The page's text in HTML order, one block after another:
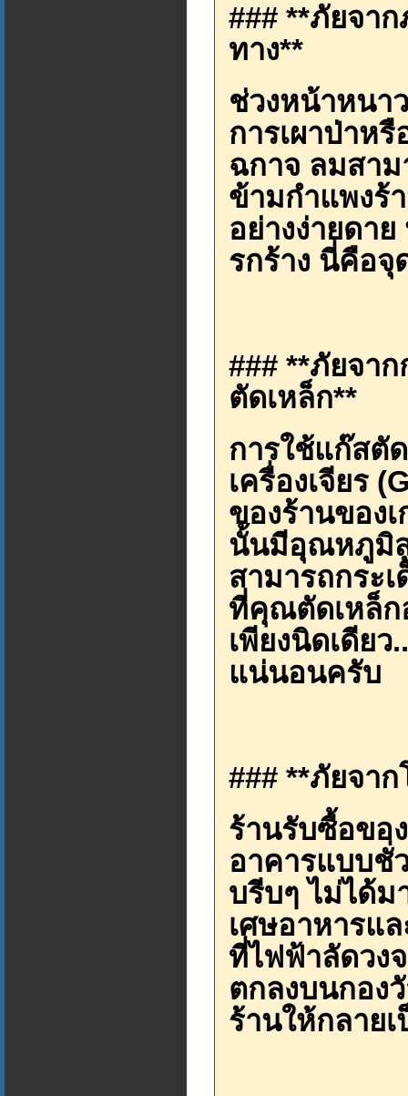
### **ภัยจา
ทาง**
ช่วงหน้าหนา
การเผาป่าห
ฉกาจ ลมสาม
ข้ามกำแพงร้
อย่างง่ายดา
รกร้าง นี่คือ
### **ภัยจา
ตัดเหล็ก**
การใช้แก๊สตั
เครื่องเจียร
ของร้านของ
นั้นมีอุณหภูมิสู
สามารถกระ
ที่คุณตัดเหล็ก
เพียงนิดเดีย
แน่นอนครับ
### **ภัยจา
ร้านรับซื้อขอ
อาคารแบบชั่
บรีบๆ ไม่ได้ม
เศษอาหารแ
ที่ไฟฟ้าลัดวง
ตกลงบนกอง
ร้านให้กลาย